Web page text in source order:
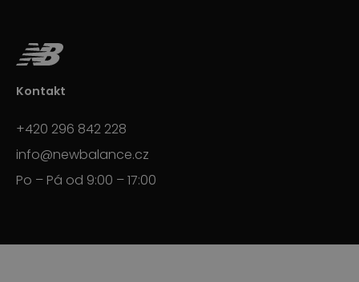
Kontakt
+420 296 842 228
info@newbalance.cz
Po – Pá od 9:00 – 17:00